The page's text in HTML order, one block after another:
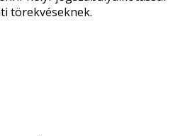
törekvéseknek.